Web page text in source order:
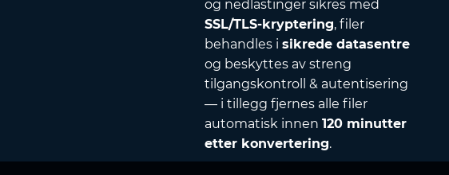
og nedlastinger sikres med
SSL/TLS-kryptering, filer
behandles i sikrede datasentre
og beskyttes av streng
tilgangskontroll & autentisering
— i tillegg fjernes alle filer
automatisk innen 120 minutter
etter konvertering.